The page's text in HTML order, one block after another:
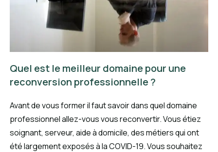
Quel est le meilleur domaine pour une
reconversion professionnelle ?
Avant de vous former il faut savoir dans quel domaine
professionnel allez-vous vous reconvertir. Vous étiez
soignant, serveur, aide à domicile, des métiers qui ont
été largement exposés à la COVID-19. Vous souhaitez